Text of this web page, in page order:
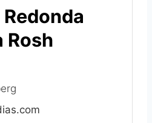
Rosh